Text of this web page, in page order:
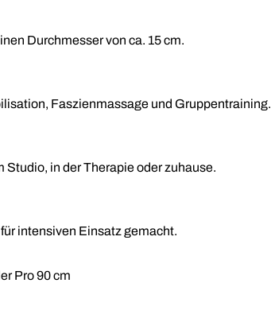
Durchmesser von ca. 15 cm.
Faszienmassage und Gruppentraining.
in der Therapie oder zuhause.
intensiven Einsatz gemacht.
Pro 90 cm